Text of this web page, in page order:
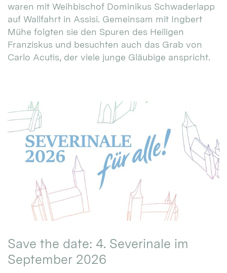
waren mit Weihbischof Dominikus Schwaderlapp
auf Wallfahrt in Assisi. Gemeinsam mit Ingbert
Mühe folgten sie den Spuren des Heiligen
Franziskus und besuchten auch das Grab von
Carlo Acutis, der viele junge Gläubige anspricht.
Save the date: 4. Severinale im
September 2026